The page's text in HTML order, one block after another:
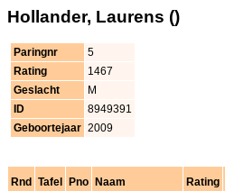
Hollander, Laurens ()
Paringnr
5
Rating
1467
Geslacht
M
ID
8949391
Geboortejaar 2009
Rnd Tafel Pno Naam Rating